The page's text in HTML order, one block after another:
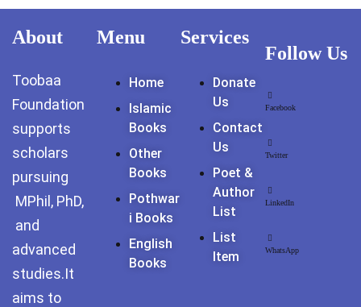
About
Toobaa
Foundation
supports
scholars
pursuing
MPhil, PhD,
and
advanced
studies.It
aims to
Menu
Home
Islamic
Books
Other
Books
Pothwar
I Books
English
Books
Services
Donate
Us
Contact
Us
Poet &
Author
List
List
Item
Follow Us
Facebook
Twitter
LinkedIn
WhatsApp